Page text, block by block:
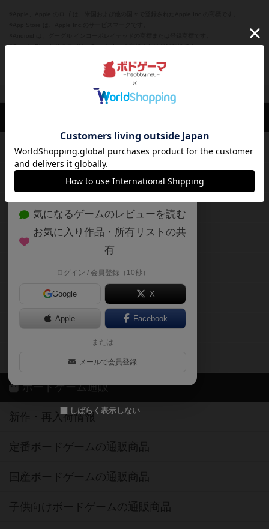
※Google Play とそのロゴは、Google Inc.の商標または登録商標です。
ボドとも一覧 カメェェェ閉じる
ボードゲームのプレイ履歴を記録し
て、
自分のデータを管理しませんか？
約75,000人がボドゲーマを利用中！
気になるゲームのレビューを読む
お気に入り作品・所有リストの共
有
ログイン / 会員登録（10秒）
Google X
Apple Facebook
または
メールで会員登録
しばらく表示しない
ボドゲーマTOP
ボードゲームを検索する
ボードゲームの新着レビュー
ボードゲーム会情報
メカニクス特集
掲示板・トピックス
ボドとも・会員一覧
ボードゲーム業界コラム
ボドゲーマご利用案内
ボードゲーム通販
新作・再入荷情報
定番ボードゲームの通販商品
国産ボードゲームの通販商品
子供向けボードゲームの通販商品